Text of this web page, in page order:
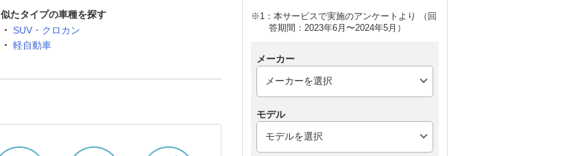
似たタイプの車種を探す
SUV・クロカン
軽自動車
※1：本サービスで実施のアンケートより （回
答期間：2023年6月〜2024年5月）
メーカー
モデル